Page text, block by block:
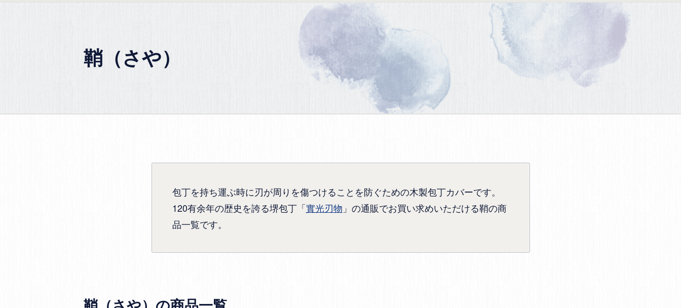
鞘（さや）
包丁を持ち運ぶ時に刃が周りを傷つけることを防ぐための木製包丁カバーです。
120有余年の歴史を誇る堺包丁「實光刃物 」の通販でお買い求めいただける鞘の商
品一覧です。